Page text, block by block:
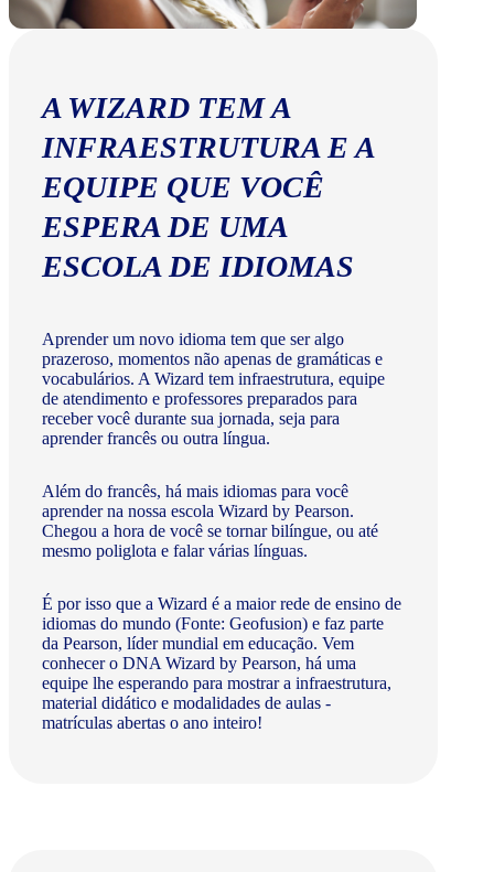
A WIZARD TEM A
INFRAESTRUTURA E A
EQUIPE QUE VOCÊ
ESPERA DE UMA
ESCOLA DE IDIOMAS
Aprender um novo idioma tem que ser algo
prazeroso, momentos não apenas de gramáticas e
vocabulários. A Wizard tem infraestrutura, equipe
de atendimento e professores preparados para
receber você durante sua jornada, seja para
aprender francês ou outra língua.
Além do francês, há mais idiomas para você
aprender na nossa escola Wizard by Pearson.
Chegou a hora de você se tornar bilíngue, ou até
mesmo poliglota e falar várias línguas.
É por isso que a Wizard é a maior rede de ensino de
idiomas do mundo (Fonte: Geofusion) e faz parte
da Pearson, líder mundial em educação. Vem
conhecer o DNA Wizard by Pearson, há uma
equipe lhe esperando para mostrar a infraestrutura,
material didático e modalidades de aulas -
matrículas abertas o ano inteiro!